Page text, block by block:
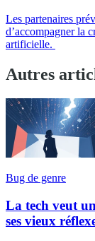
Les partenaires
d’accompagner la
artificielle.
Autres
Bug de genre
La tech veut
ses vieux